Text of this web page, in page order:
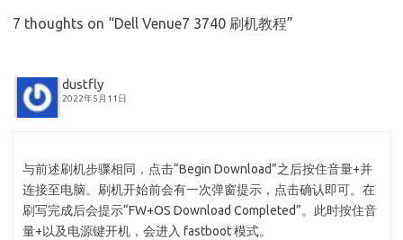
7 thoughts on “Dell Venue7 3740 刷机教程”
dustfly
2022年5月11日
与前述刷机步骤相同，点击“Begin Download”之后按住音量+并
连接至电脑。刷机开始前会有一次弹窗提示，点击确认即可。在
刷写完成后会提示“FW+OS Download Completed”。此时按住音
量+以及电源键开机，会进入 fastboot 模式。